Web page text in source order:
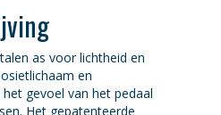
as voor lichtheid en
en
gevoel van het pedaal
Het gepatenteerde